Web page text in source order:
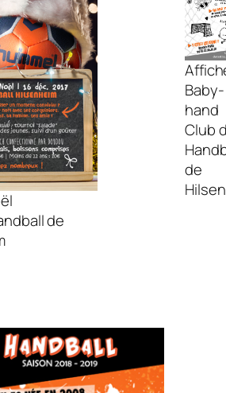
de
Baby-
hand
Club
de